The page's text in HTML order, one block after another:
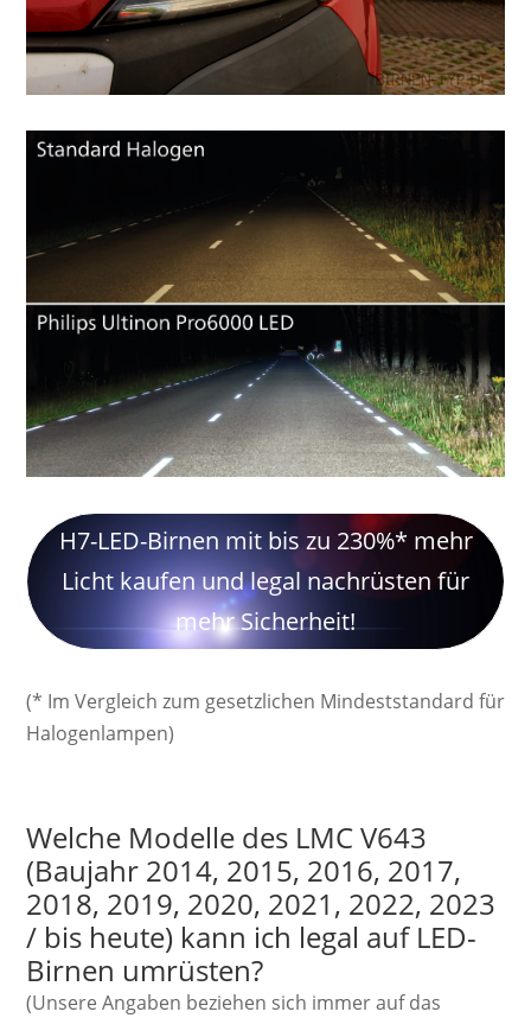
H7-LED-Birnen mit bis zu 230%* mehr
Licht kaufen und legal nachrüsten für
mehr Sicherheit!
(* Im Vergleich zum gesetzlichen Mindeststandard für
Halogenlampen)
Welche Modelle des LMC V643
(Baujahr 2014, 2015, 2016, 2017,
2018, 2019, 2020, 2021, 2022, 2023
/ bis heute) kann ich legal auf LED-
Birnen umrüsten?
(Unsere Angaben beziehen sich immer auf das